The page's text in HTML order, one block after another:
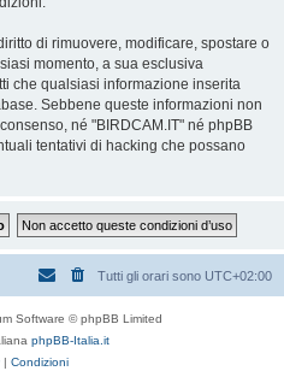
di rimuovere, modificare, spostare o
momento, a sua esclusiva
che qualsiasi informazione inserita
Sebbene queste informazioni non
né "BIRDCAM.IT" né phpBB
tentativi di hacking che possano
Tutti gli orari sono UTC+02:00
Software © phpBB Limited
phpBB-Italia.it
| Condizioni